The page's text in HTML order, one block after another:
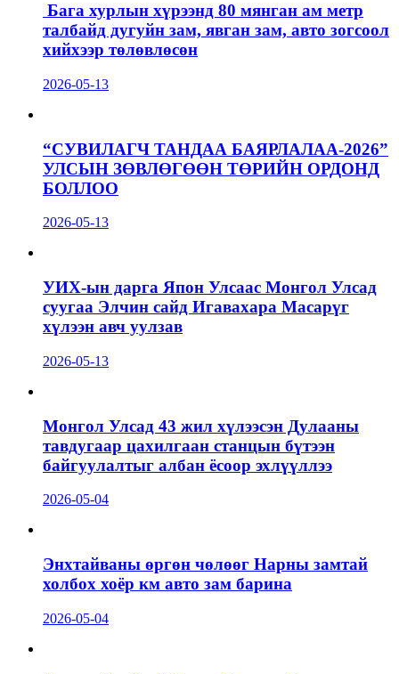
Бага хурлын хүрээнд 80 мянган ам метр
талбайд дугуйн зам, явган зам, авто зогсоол
хийхээр төлөвлөсөн
2026-05-13
“СУВИЛАГЧ ТАНДАА БАЯРЛАЛАА-2026”
УЛСЫН ЗӨВЛӨГӨӨН ТӨРИЙН ОРДОНД
БОЛЛОО
2026-05-13
УИХ-ын дарга Япон Улсаас Монгол Улсад
суугаа Элчин сайд Игавахара Масарүг
хүлээн авч уулзав
2026-05-13
Монгол Улсад 43 жил хүлээсэн Дулааны
тавдугаар цахилгаан станцын бүтээн
байгуулалтыг албан ёсоор эхлүүллээ
2026-05-04
Энхтайваны өргөн чөлөөг Нарны замтай
холбох хоёр км авто зам барина
2026-05-04